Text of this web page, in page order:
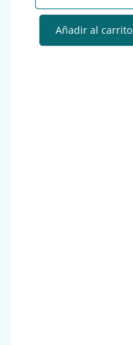
Añadir al carrito